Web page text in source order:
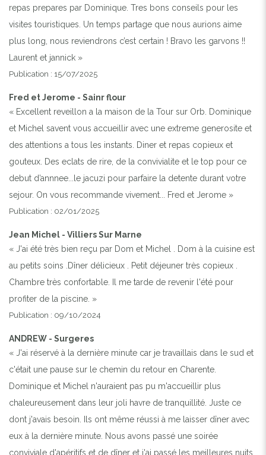
repas prepares par Dominique. Tres bons conseils pour les
visites touristiques. Un temps partage que nous aurions aime
plus long, nous reviendrons c’est certain ! Bravo les garvons !!
Laurent et jannick »
Publication : 15/07/2025
Fred et Jerome - Sainr flour
« Excellent reveillon a la maison de la Tour sur Orb. Dominique
et Michel savent vous accueillir avec une extreme generosite et
des attentions a tous les instants. Diner et repas copieux et
gouteux. Des eclats de rire, de la convivialite et le top pour ce
debut d’annnee...le jacuzi pour parfaire la detente durant votre
sejour. On vous recommande vivement... Fred et Jerome »
Publication : 02/01/2025
Jean Michel - Villiers Sur Marne
« J'ai été très bien reçu par Dom et Michel . Dom à la cuisine est
au petits soins .Dîner délicieux . Petit déjeuner très copieux .
Chambre très confortable. Il me tarde de revenir l'été pour
profiter de la piscine. »
Publication : 09/10/2024
ANDREW - Surgeres
« J'ai réservé à la dernière minute car je travaillais dans le sud et
c'était une pause sur le chemin du retour en Charente.
Dominique et Michel n'auraient pas pu m'accueillir plus
chaleureusement dans leur joli havre de tranquillité. Juste ce
dont j'avais besoin. Ils ont même réussi à me laisser dîner avec
eux à la dernière minute. Nous avons passé une soirée
conviviale d'apéritifs et de dîner et j'ai passé les meilleures nuits